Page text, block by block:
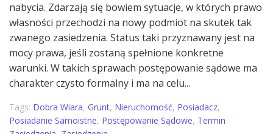
nabycia. Zdarzają się bowiem sytuacje, w których prawo
własności przechodzi na nowy podmiot na skutek tak
zwanego zasiedzenia. Status taki przyznawany jest na
mocy prawa, jeśli zostaną spełnione konkretne
warunki. W takich sprawach postępowanie sądowe ma
charakter czysto formalny i ma na celu...
Tags: Dobra Wiara, Grunt, Nieruchomość, Posiadacz,
Posiadanie Samoistne, Postępowanie Sądowe, Termin